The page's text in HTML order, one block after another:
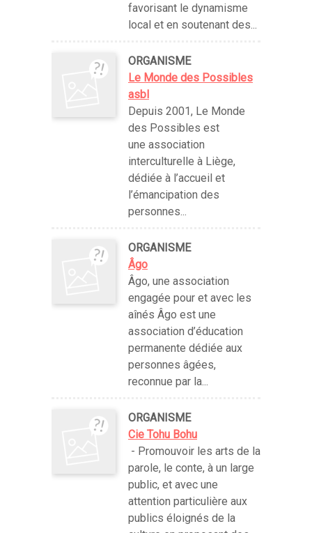
favorisant le dynamisme
local et en soutenant des...
ORGANISME
Le Monde des Possibles
asbl
Depuis 2001, Le Monde
des Possibles est
une association
interculturelle à Liège,
dédiée à l’accueil et
l’émancipation des
personnes...
ORGANISME
Âgo
Âgo, une association
engagée pour et avec les
aînés Âgo est une
association d’éducation
permanente dédiée aux
personnes âgées,
reconnue par la...
ORGANISME
Cie Tohu Bohu
- Promouvoir les arts de la
parole, le conte, à un large
public, et avec une
attention particulière aux
publics éloignés de la